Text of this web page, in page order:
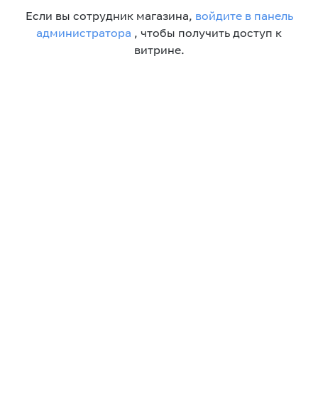
Если вы сотрудник магазина, войдите в панель
администратора , чтобы получить доступ к
витрине.